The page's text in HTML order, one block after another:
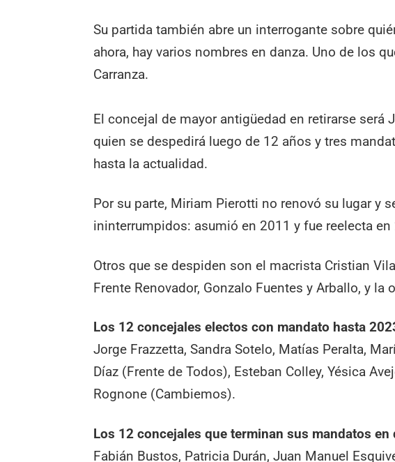
Su partida también abre un interrogante sobre
ahora, hay varios nombres en danza. Uno de los
Carranza.
El concejal de mayor antigüedad en retirarse será
quien se despedirá luego de 12 años y tres
hasta la actualidad.
Por su parte, Miriam Pierotti no renovó su lugar y
ininterrumpidos: asumió en 2011 y fue reelecta
Otros que se despiden son el macrista Cristian
Frente Renovador, Gonzalo Fuentes y Arballo, y la
Los 12 concejales electos con mandato hasta
Jorge Frazzetta, Sandra Sotelo, Matías Peralta,
Díaz (Frente de Todos), Esteban Colley, Yésica
Rognone (Cambiemos).
Los 12 concejales que terminan sus mandatos en
Fabián Bustos, Patricia Durán, Juan Manuel